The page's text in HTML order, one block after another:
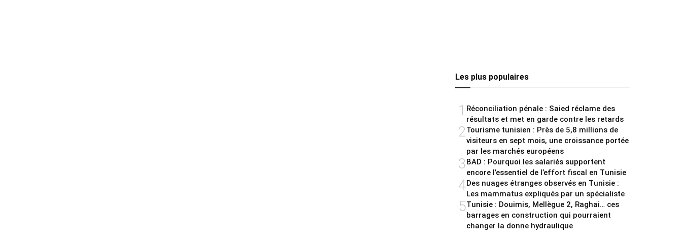
Les plus populaires
1 Réconciliation pénale : Saied réclame des
résultats et met en garde contre les retards
2Tourisme tunisien : Près de 5,8 millions de
visiteurs en sept mois, une croissance portée
par les marchés européens
3BAD : Pourquoi les salariés supportent
encore l’essentiel de l’effort fiscal en Tunisie
4Des nuages étranges observés en Tunisie :
Les mammatus expliqués par un spécialiste
5Tunisie : Douimis, Mellègue 2, Raghai… ces
barrages en construction qui pourraient
changer la donne hydraulique